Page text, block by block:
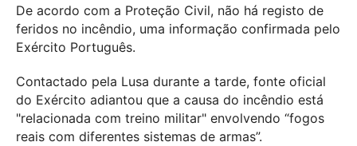
De acordo com a Proteção Civil, não há registo de
feridos no incêndio, uma informação confirmada pelo
Exército Português.
Contactado pela Lusa durante a tarde, fonte oficial
do Exército adiantou que a causa do incêndio está
"relacionada com treino militar" envolvendo “fogos
reais com diferentes sistemas de armas”.